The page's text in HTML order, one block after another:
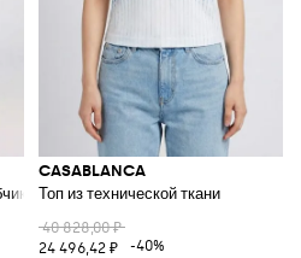
из джерси с воротником-халтер и
CASABLANCA
Топ из технической ткани
40 828,00 ₽
24 496,42 ₽
-40%